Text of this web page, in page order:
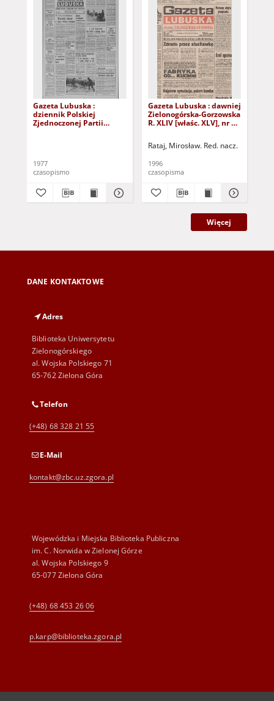
Gazeta Lubuska :
dziennik Polskiej
Zjednoczonej Partii
1977
czasopismo
Gazeta Lubuska : dawniej
Zielonogórska-Gorzowska
R. XLIV [właśc. XLV], nr 52
Rataj, Mirosław. Red. nacz.
1996
czasopisma
Więcej
DANE KONTAKTOWE
Adres
Biblioteka Uniwersytetu
Zielonogórskiego
al. Wojska Polskiego 71
65-762 Zielona Góra
Telefon
(+48) 68 328 21 55
E-Mail
kontakt@zbc.uz.zgora.pl
Wojewódzka i Miejska Biblioteka Publiczna
im. C. Norwida w Zielonej Górze
al. Wojska Polskiego 9
65-077 Zielona Góra
(+48) 68 453 26 06
p.karp@biblioteka.zgora.pl